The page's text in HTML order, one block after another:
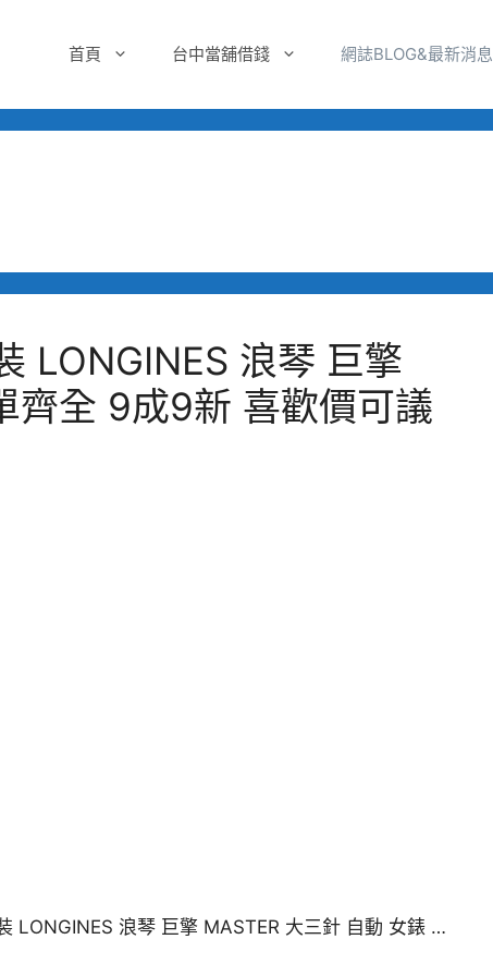
首頁 台中當舖借錢 網誌BLOG&最新消息
LONGINES 浪琴 巨擎
齊全 9成9新 喜歡價可議
LONGINES 浪琴 巨擎 MASTER 大三針 自動 女錶 …